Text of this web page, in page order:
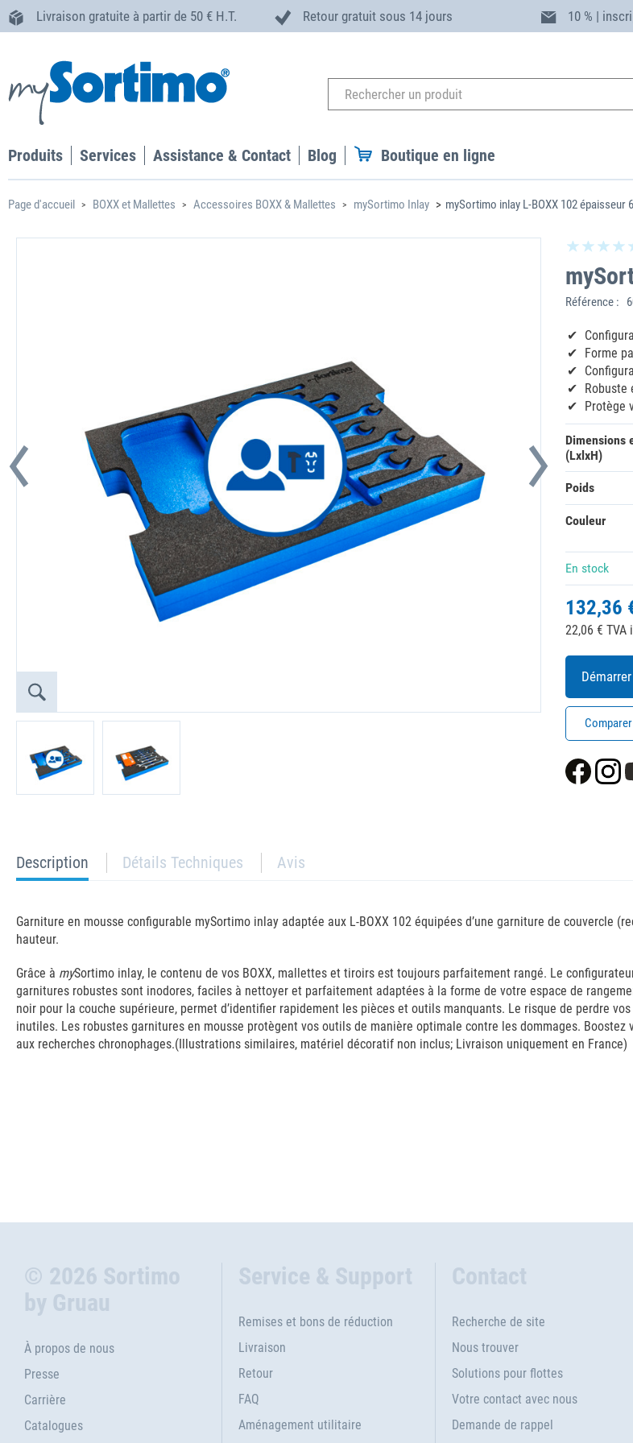
Livraison gratuite à partir de 50 € H.T. Retour gratuit sous 14 jours 10 % |
Produits Services Assistance & Contact Blog Boutique en ligne
Page d'accueil BOXX et Mallettes Accessoires BOXX & Mallettes mySortimo Inlay mySortimo inlay L-BOXX 102 épaisseur
Référence :
Forme
Robuste
Protège
Dimensions
(LxlxH)
Poids
Couleur
En stock
132,36
22,06 €
current
tab:
Description Détails Techniques Avis
Garniture en mousse configurable mySortimo inlay adaptée aux L-BOXX 102 équipées d’une garniture de couvercle
hauteur.
Grâce à mySortimo inlay, le contenu de vos BOXX, mallettes et tiroirs est toujours parfaitement rangé. Le
garnitures robustes sont inodores, faciles à nettoyer et parfaitement adaptées à la forme de votre espace de
noir pour la couche supérieure, permet d’identifier rapidement les pièces et outils manquants. Le risque de perdre
inutiles. Les robustes garnitures en mousse protègent vos outils de manière optimale contre les dommages.
aux recherches chronophages.(Illustrations similaires, matériel décoratif non inclus; Livraison uniquement en France)
© 2026 Sortimo
by Gruau
À propos de nous
Presse
Carrière
Catalogues
Service & Support
Remises et bons de réduction
Livraison
Retour
FAQ
Aménagement utilitaire
Contact
Recherche de site
Nous trouver
Solutions pour flottes
Votre contact avec nous
Demande de rappel